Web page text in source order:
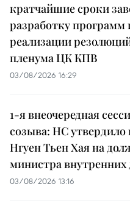
кратчайшие сроки
разработку программ
реализации
пленума ЦК КПВ
03/08/2026 16:29
1-я внеочередная
созыва: НС утвердило
Нгуен Тьен Хая на
министра внутренних
03/08/2026 13:16